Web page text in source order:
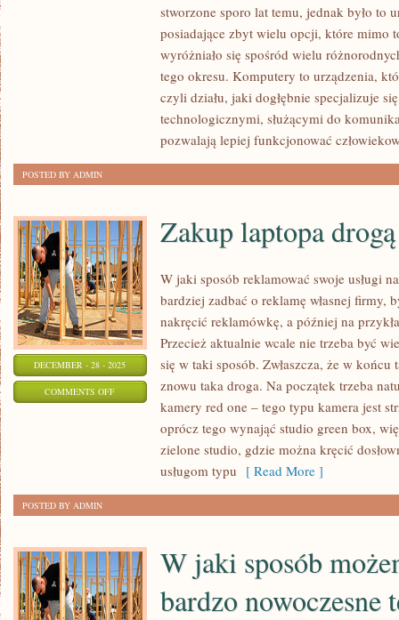
stworzone sporo lat temu, jednak było to
posiadające zbyt wielu opcji, które mimo
wyróżniało się spośród wielu
tego okresu. Komputery to urządzenia,
czyli działu, jaki dogłębnie specjalizuje
technologicznymi, służącymi do
pozwalają lepiej funkcjonować
POSTED BY ADMIN
DECEMBER - 28 - 2025
COMMENTS OFFON
INTERNETOWĄ
Zakup laptopa
W jaki sposób reklamować swoje usługi
bardziej zadbać o reklamę własnej firmy,
nakręcić reklamówkę, a później na
Przecież aktualnie wcale nie trzeba być
się w taki sposób. Zwłaszcza, że w
znowu taka droga. Na początek trzeba
kamery red one – tego typu kamera jest
oprócz tego wynająć studio green box,
zielone studio, gdzie można kręcić
usługom typu [ Read More ]
POSTED BY ADMIN
W jaki sposób
bardzo nowoczesne